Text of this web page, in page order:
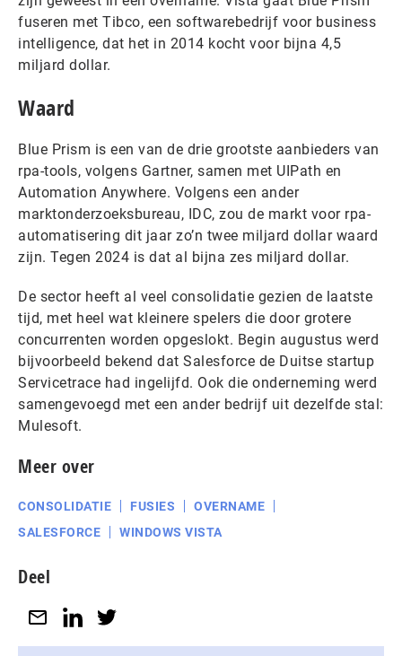
fuseren met Tibco, een softwarebedrijf voor business
intelligence, dat het in 2014 kocht voor bijna 4,5
miljard dollar.
Waard
Blue Prism is een van de drie grootste aanbieders van
rpa-tools, volgens Gartner, samen met UIPath en
Automation Anywhere. Volgens een ander
marktonderzoeksbureau, IDC, zou de markt voor rpa-
automatisering dit jaar zo’n twee miljard dollar waard
zijn. Tegen 2024 is dat al bijna zes miljard dollar.
De sector heeft al veel consolidatie gezien de laatste
tijd, met heel wat kleinere spelers die door grotere
concurrenten worden opgeslokt. Begin augustus werd
bijvoorbeeld bekend dat Salesforce de Duitse startup
Servicetrace had ingelijfd. Ook die onderneming werd
samengevoegd met een ander bedrijf uit dezelfde stal:
Mulesoft.
Meer over
CONSOLIDATIE FUSIES
OVERNAME
SALESFORCE
WINDOWS VISTA
Deel